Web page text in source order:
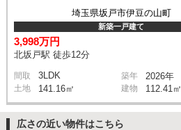
埼玉県坂戸市伊豆の山町
新築一戸建て
3,998万円
北坂戸駅 徒歩12分
間取 3LDK 築年 2026年
土地 141.16㎡ 建物 112.41㎡
広さの近い物件はこちら